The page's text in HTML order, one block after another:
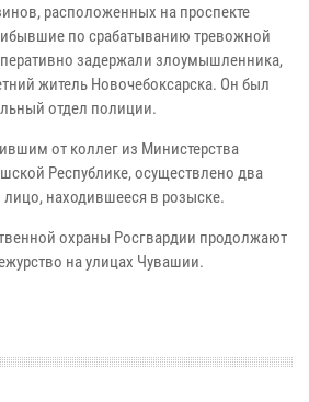
расположенных на проспекте
по срабатыванию тревожной
задержали злоумышленника,
житель Новочебоксарска. Он был
отдел полиции.
от коллег из Министерства
Республике, осуществлено два
находившееся в розыске.
охраны Росгвардии продолжают
на улицах Чувашии.